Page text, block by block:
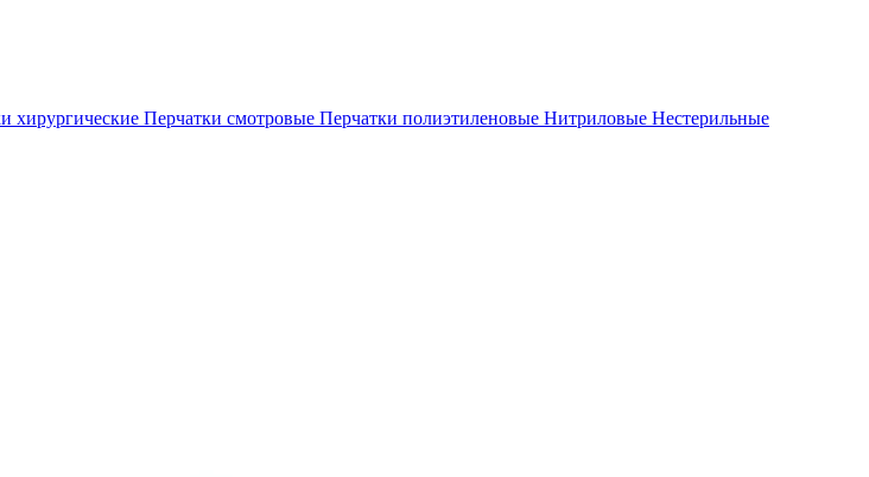
хирургические Перчатки смотровые Перчатки полиэтиленовые Нитриловые Нестерильные